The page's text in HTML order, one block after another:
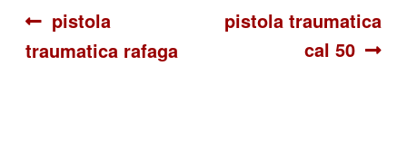
Navegación
de
Anterior:
pistola
traumatica rafaga
Siguiente:
pistola traumatica
cal 50